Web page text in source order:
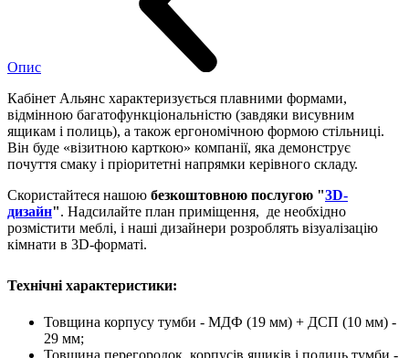
Опис
Кабінет Альянс характеризується плавними формами,
відмінною багатофункціональністю (завдяки висувним
ящикам і полиць), а також ергономічною формою стільниці.
Він буде «візитною карткою» компанії, яка демонструє
почуття смаку і пріоритетні напрямки керівного складу.
Скористайтеся нашою безкоштовною послугою "3D-
дизайн". Надсилайте план приміщення, де необхідно
розмістити меблі, і наші дизайнери розроблять візуалізацію
кімнати в 3D-форматі.
Технічні характеристики:
Товщина корпусу тумби - МДФ (19 мм) + ДСП (10 мм) -
29 мм;
Товщина перегородок, корпусів ящиків і полиць тумби -